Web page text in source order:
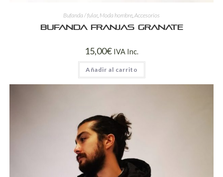
Bufanda / fular, Moda hombre Accesorios
Bufanda franjas granate
15,00€ IVA Inc.
Añadir al carrito